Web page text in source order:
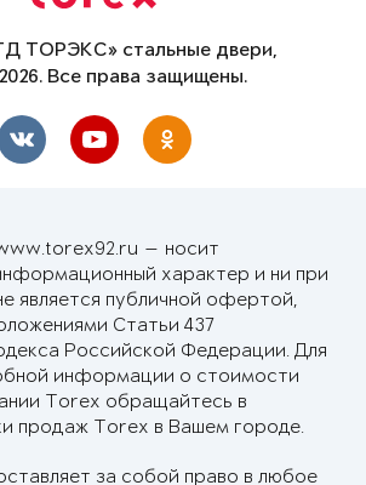
ТОРЭКС» стальные двери,
Все права защищены.
— носит
характер и ни при
является публичной офертой,
Статьи 437
Российской Федерации. Для
информации о стоимости
Torex обращайтесь в
продаж Torex в Вашем городе.
за собой право в любое